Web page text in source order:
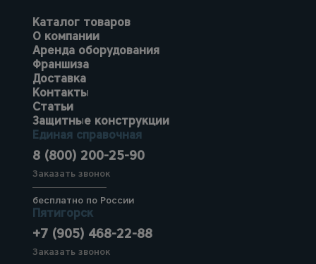
Каталог товаров
О компании
Аренда оборудования
Франшиза
Доставка
Контакты
Статьи
Защитные конструкции
Единая справочная
8 (800) 200-25-90
Заказать звонок
бесплатно по России
Пятигорск
+7 (905) 468-22-88
Заказать звонок